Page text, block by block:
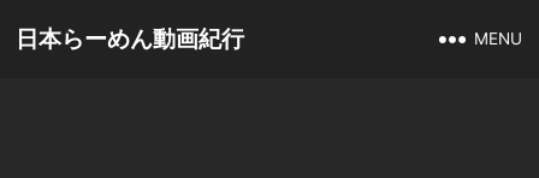
日本らーめん動画紀行 MENU